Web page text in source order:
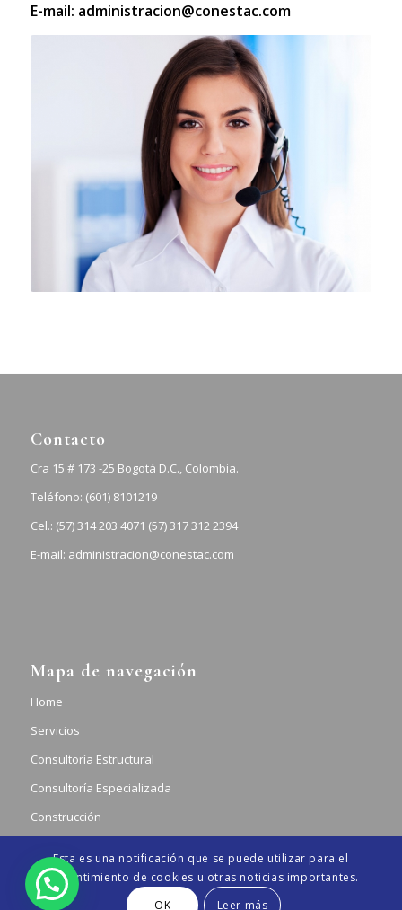
E-mail: administracion@conestac.com
Contacto
Cra 15 # 173 -25 Bogotá D.C., Colombia.
Teléfono: (601) 8101219
Cel.: (57) 314 203 4071 (57) 317 312 2394
E-mail: administracion@conestac.com
Mapa de navegación
Home
Servicios
Consultoría Estructural
Consultoría Especializada
Construcción
Esta es una notificación que se puede utilizar para el
consentimiento de cookies u otras noticias importantes.
OK
Leer más